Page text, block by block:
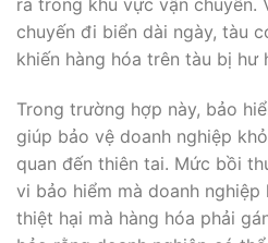
ra trong khu vực vận chuyển.
chuyến đi biển dài ngày, tàu
khiến hàng hóa trên tàu bị hư
Trong trường hợp này, bảo
giúp bảo vệ doanh nghiệp
quan đến thiên tai. Mức bồi
vi bảo hiểm mà doanh
thiệt hại mà hàng hóa phải